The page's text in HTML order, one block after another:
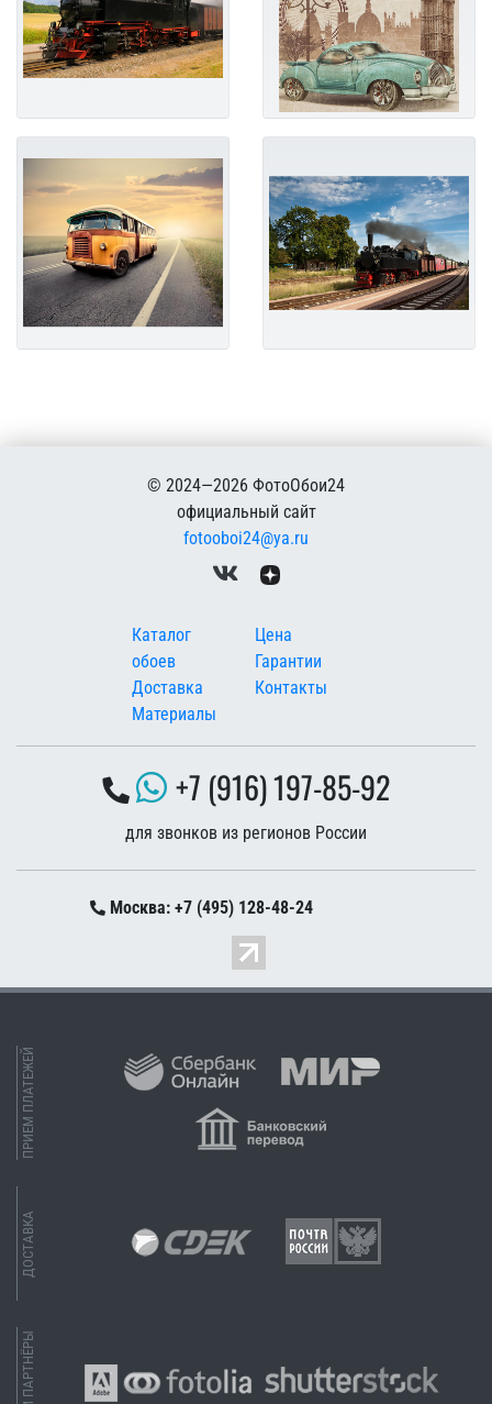
© 2024—2026 ФотоОбои24
официальный сайт
fotooboi24@ya.ru
Меню в подвале
Каталог
обоев
Доставка
Материалы
Цена
Гарантии
Контакты
+7 (916) 197-85-92
для звонков из регионов России
Москва: +7 (495) 128-48-24
ПРИЕМ ПЛАТЕЖЕЙ
ДОСТАВКА